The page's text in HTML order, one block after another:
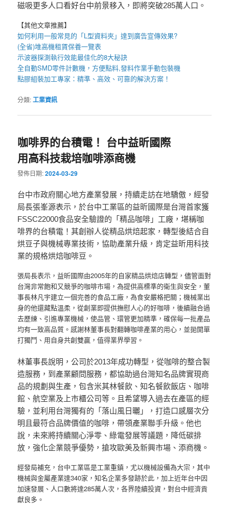
磁吸更多人口看好台中前景移入，即將突破285萬人口。
【其他文章推薦】
如何利用一般常見的「L型資料夾」達到廣告宣傳效果?
(全省)堆高機租賃保養一覽表
示波器探測執行效能最佳化的8大秘訣
全自動SMD零件計數機 ，方便點料,發料作業手動包裝機
點膠組裝加工專家：精準、高效、可靠的解決方案！
分類:工業資訊
咖啡界的台積電！ 台中益昕國際
用高科技栽培咖啡添商機
發佈日期:2024-03-29
台中市政府關心地方產業發展，持續走訪在地驕傲，經發
局長張峯源表示，於台中工業區的益昕國際是台灣首家獲
FSSC22000食品安全驗證的「精品咖啡」工廠，堪稱咖
啡界的台積電！其創辦人從精品烘焙起家，轉型後結合自
烘豆子與機械專業技術，協助產業升級，肯定益昕用科技
業的規格烘焙咖啡豆。
張局長表示，益昕國際由2005年的自家精品烘焙店轉型，儘管面對
台灣非常飽和又競爭的咖啡市場，為提供高標準的衛生與安全，董
事長林凡宇建立一個完善的食品工廠，為食安嚴格把關；機械業出
身的他還藏點溫柔，從創業即提供撫慰人心的好咖啡，後續融合過
去歷練、引進專業機械，使品管、環管更加精準，確保每一批產品
均有一致高品質。感謝林董事長對翻轉咖啡產業的用心，並拋開單
打獨鬥、用自身共創雙贏，值得業界學習。
林董事長說明，公司於2013年成功轉型，從咖啡的整合製
造服務，到產業顧問服務，都協助過台灣知名品牌實現商
品的規劃與生產，包含米其林餐飲、知名餐飲飯店、咖啡
館、航空業及上市櫃公司等。且希望導入過去在產區的經
驗，並利用台灣獨有的「落山風日曬」，打造口感層次分
明且最符合品牌價值的咖啡，帶領產業聯手升級。他也
說，未來將持續關心淨零、綠電發展等議題，降低碳排
放，強化企業競爭優勢，搶攻歐美及新興市場、添商機。
經發局補充，台中工業區是工業重鎮，尤以機械設備為大宗，其中
機械與金屬產業達340家，知名企業多發跡於此，加上近年台中因
加速發展、人口數將達285萬人次，各界陸續投資，對台中經濟貢
獻良多。